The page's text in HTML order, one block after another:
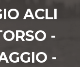
ACLI
-
-